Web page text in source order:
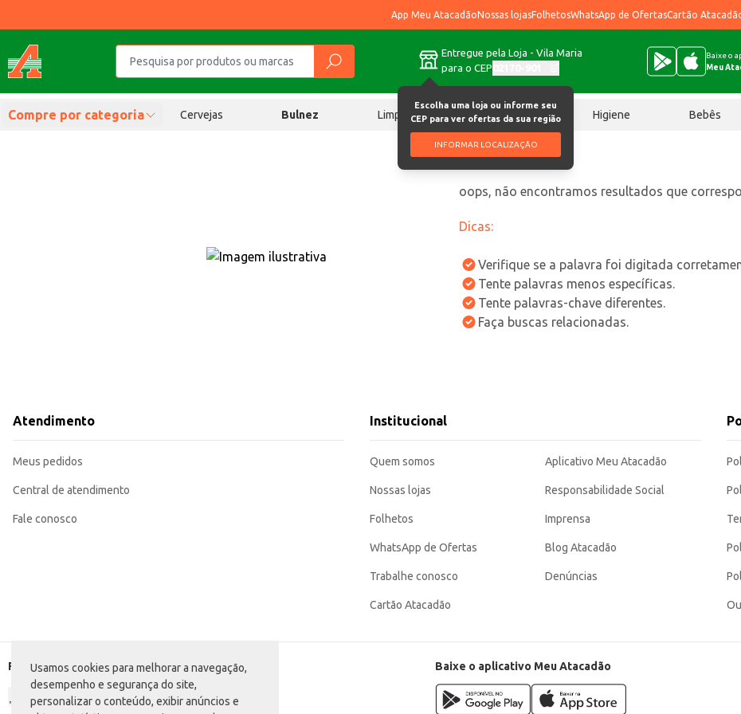
Usamos cookies para melhorar a navegação,
desempenho e segurança do site,
personalizar o conteúdo, exibir anúncios e
App Meu AtacadãoNossas lojasFolhetosWhatsApp de OfertasCartão
Entregue pela Loja - Vila Maria
para o CEP
Escolha uma loja ou informe seu
CEP para ver ofertas da sua região
INFORMAR LOCALIZAÇÃO
Baixe o
Meu
Compre por categoria Cervejas Bulnez Limpeza Chocolates Higiene Bebês
oops, não encontramos resultados que
Dicas:
Verifique se a palavra foi digitada
Tente palavras menos específicas.
Tente palavras-chave diferentes.
Faça buscas relacionadas.
Atendimento
Meus pedidos
Central de atendimento
Fale conosco
Institucional
Quem somos
Nossas lojas
Folhetos
WhatsApp de Ofertas
Trabalhe conosco
Cartão Atacadão
Aplicativo Meu Atacadão
Responsabilidade Social
Imprensa
Blog Atacadão
Denúncias
Formas de pagamento Baixe o aplicativo Meu Atacadão